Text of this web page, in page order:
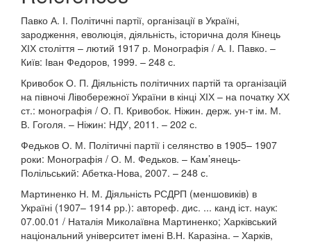
Павко А. І. Політичні партії, організації в Україні,
зародження, еволюція, діяльність, історична доля Кінець
ХІХ століття – лютий 1917 р. Монографія / А. І. Павко. –
Київ: Іван Федоров, 1999. – 248 с.
Кривобок О. П. Діяльність політичних партій та організацій
на півночі Лівобережної України в кінці ХІХ – на початку ХХ
ст.: монографія / О. П. Кривобок. Ніжин. держ. ун-т ім. М.
В. Гоголя. – Ніжин: НДУ, 2011. – 202 с.
Федьков О. М. Політичні партії і селянство в 1905– 1907
роки: Монографія / О. М. Федьков. – Кам’янець-
Полільський: Абетка-Нова, 2007. – 248 с.
Мартиненко Н. М. Діяльність РСДРП (меншовиків) в
Україні (1907– 1914 рр.): автореф. дис. ... канд іст. наук:
07.00.01 / Наталія Миколаївна Мартиненко; Харківський
національний університет імені В.Н. Каразіна. – Харків,